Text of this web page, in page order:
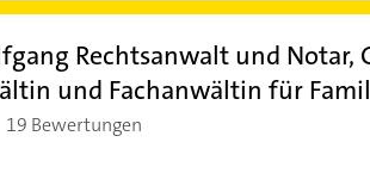
Rechtsanwalt und Notar,
und Fachanwältin für
19 Bewertungen